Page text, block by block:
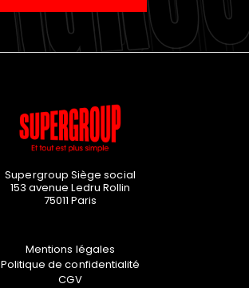
Supergroup Siège social
153 avenue Ledru Rollin
75011 Paris
Mentions légales
Politique de confidentialité
CGV